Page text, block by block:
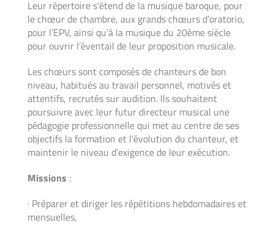
Leur répertoire s’étend de la musique baroque, pour
le chœur de chambre, aux grands chœurs d’oratorio,
pour l’EPV, ainsi qu’à la musique du 20ème siècle
pour ouvrir l’éventail de leur proposition musicale.
Les chœurs sont composés de chanteurs de bon
niveau, habitués au travail personnel, motivés et
attentifs, recrutés sur audition. Ils souhaitent
poursuivre avec leur futur directeur musical une
pédagogie professionnelle qui met au centre de ses
objectifs la formation et l’évolution du chanteur, et
maintenir le niveau d’exigence de leur exécution.
Missions :
· Préparer et diriger les répétitions hebdomadaires et
mensuelles,